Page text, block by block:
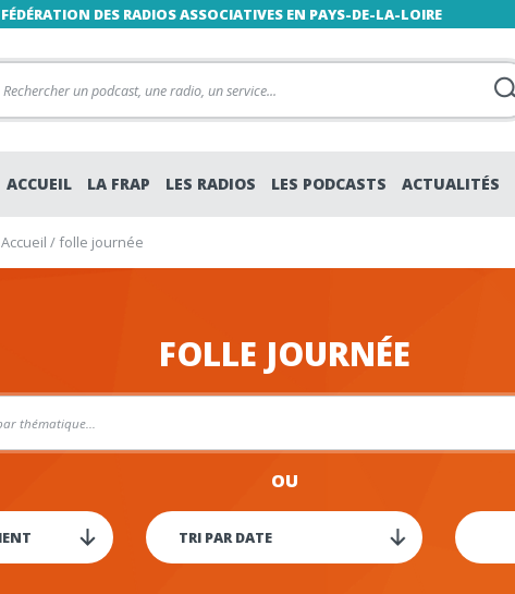
FÉDÉRATION DES RADIOS ASSOCIATIVES EN PAYS-DE-LA-LOIRE
ACCUEIL LA FRAP LES RADIOS LES PODCASTS ACTUALITÉS
Accueil /folle journée
FOLLE JOURNÉE
OU